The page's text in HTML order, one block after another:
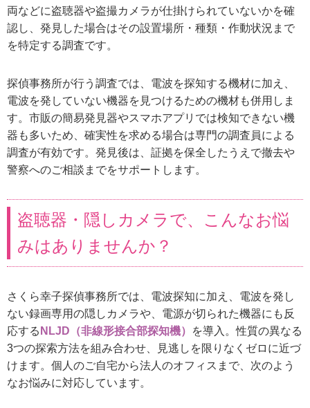
両などに盗聴器や盗撮カメラが仕掛けられていないかを確
認し、発見した場合はその設置場所・種類・作動状況まで
を特定する調査です。
探偵事務所が行う調査では、電波を探知する機材に加え、
電波を発していない機器を見つけるための機材も併用しま
す。市販の簡易発見器やスマホアプリでは検知できない機
器も多いため、確実性を求める場合は専門の調査員による
調査が有効です。発見後は、証拠を保全したうえで撤去や
警察へのご相談までをサポートします。
盗聴器・隠しカメラで、こんなお悩
みはありませんか？
さくら幸子探偵事務所では、電波探知に加え、電波を発し
ない録画専用の隠しカメラや、電源が切られた機器にも反
応する NLJD（非線形接合部探知機）
を導入。性質の異なる
3つの探索方法を組み合わせ、見逃しを限りなくゼロに近づ
けます。個人のご自宅から法人のオフィスまで、次のよう
なお悩みに対応しています。